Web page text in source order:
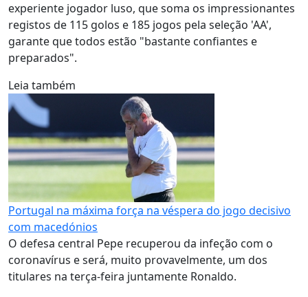
experiente jogador luso, que soma os impressionantes
registos de 115 golos e 185 jogos pela seleção 'AA',
garante que todos estão "bastante confiantes e
preparados".
Leia também
Portugal na máxima força na véspera do jogo decisivo
com macedónios
O defesa central Pepe recuperou da infeção com o
coronavírus e será, muito provavelmente, um dos
titulares na terça-feira juntamente Ronaldo.